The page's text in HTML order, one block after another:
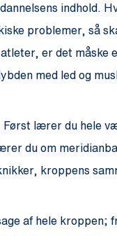
indhold.
problemer, så
er det måske
med led og
lærer du hele
du om
kroppens
af hele kroppen;